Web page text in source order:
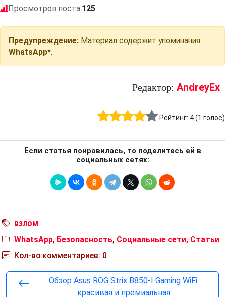
Просмотров поста:125
Предупреждение: Материал содержит упоминания:
WhatsApp*.
Редактор: AndreyEx
Рейтинг: 4(1 голос)
Если статья понравилась, то поделитесь ей в
социальных сетях:
взлом
WhatsApp, Безопасность, Социальные сети, Статьи
Кол-во комментариев: 0
Обзор Asus ROG Strix B850-I Gaming WiFi:
красивая и премиальная